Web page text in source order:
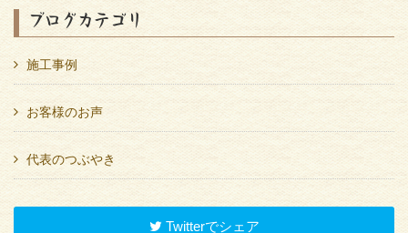
ブログカテゴリ
施工事例
お客様のお声
代表のつぶやき
Twitterでシェア